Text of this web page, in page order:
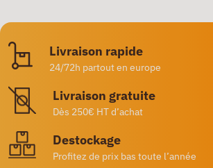
Livraison rapide
24/72h partout en europe
Livraison gratuite
Dès 250€ HT d’achat
Destockage
Profitez de prix bas toute l’année